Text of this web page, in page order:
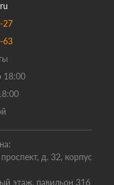
27
63
18:00
д. 32, корпус
этаж, павильон 316